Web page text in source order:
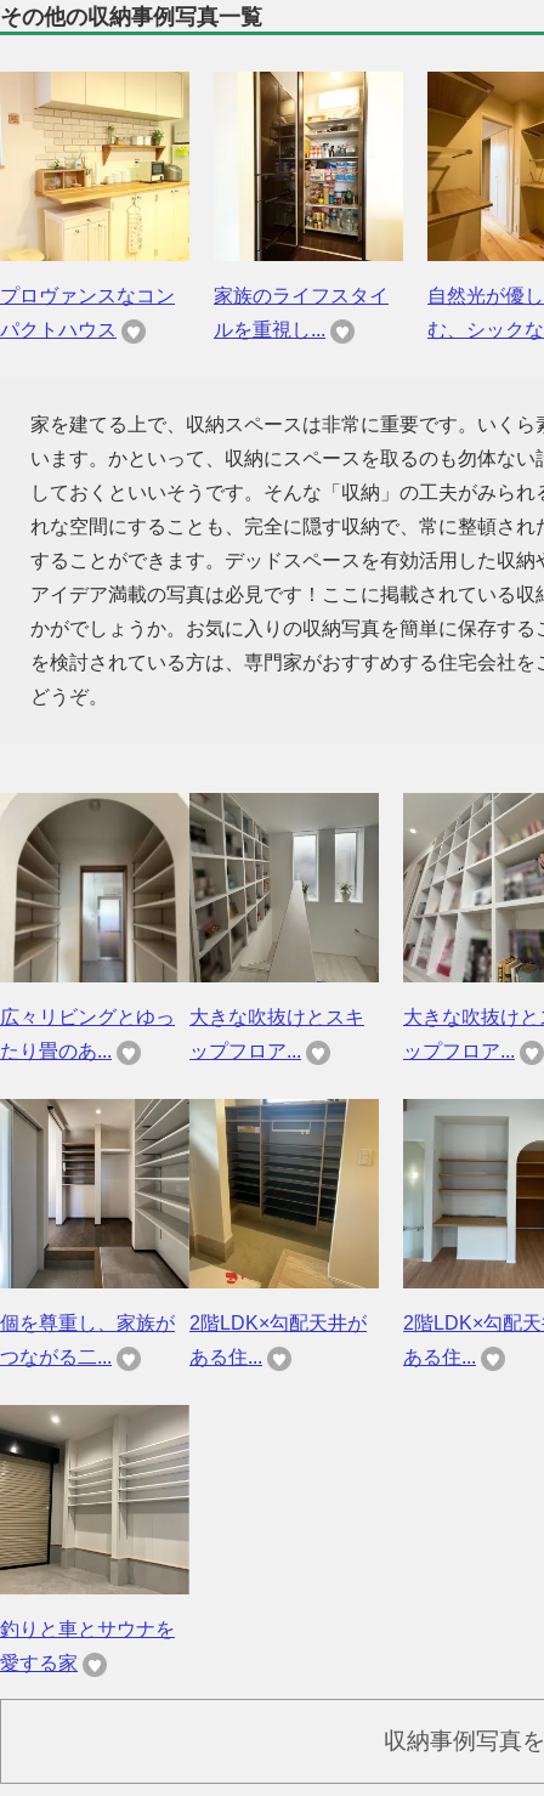
その他の収納事例写真一覧
プロヴァンスなコン
パクトハウス
家族のライフスタイ
ルを重視し...
自然光が優
む、シック
家を建てる上で、収納スペースは非常に重要です。いく
います。かといって、収納にスペースを取るのも勿体な
しておくといいそうです。そんな「収納」の工夫がみら
れな空間にすることも、完全に隠す収納で、常に整頓さ
することができます。デッドスペースを有効活用した収
アイデア満載の写真は必見です！ここに掲載されている
かがでしょうか。お気に入りの収納写真を簡単に保存す
を検討されている方は、専門家がおすすめする住宅会社
どうぞ。
広々リビングとゆっ
たり畳のあ...
大きな吹抜けとスキ
ップフロア...
大きな吹抜けと
ップフロア...
個を尊重し、家族が
つながる二...
2階LDK×勾配天井が
ある住...
2階LDK×勾配
ある住...
釣りと車とサウナを
愛する家
収納事例写真